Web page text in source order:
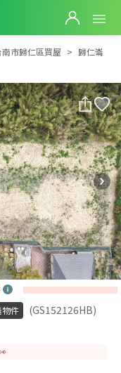
歸仁崙頂-大面寬一般農
南市歸仁區買屋
歸仁崙
物件
(GS152126HB)